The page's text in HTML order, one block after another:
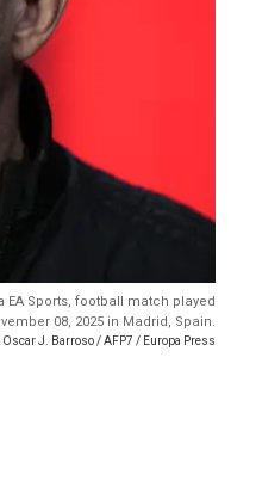
Sports, football match played
08, 2025 in Madrid, Spain.
Oscar J. Barroso / AFP7 / Europa Press